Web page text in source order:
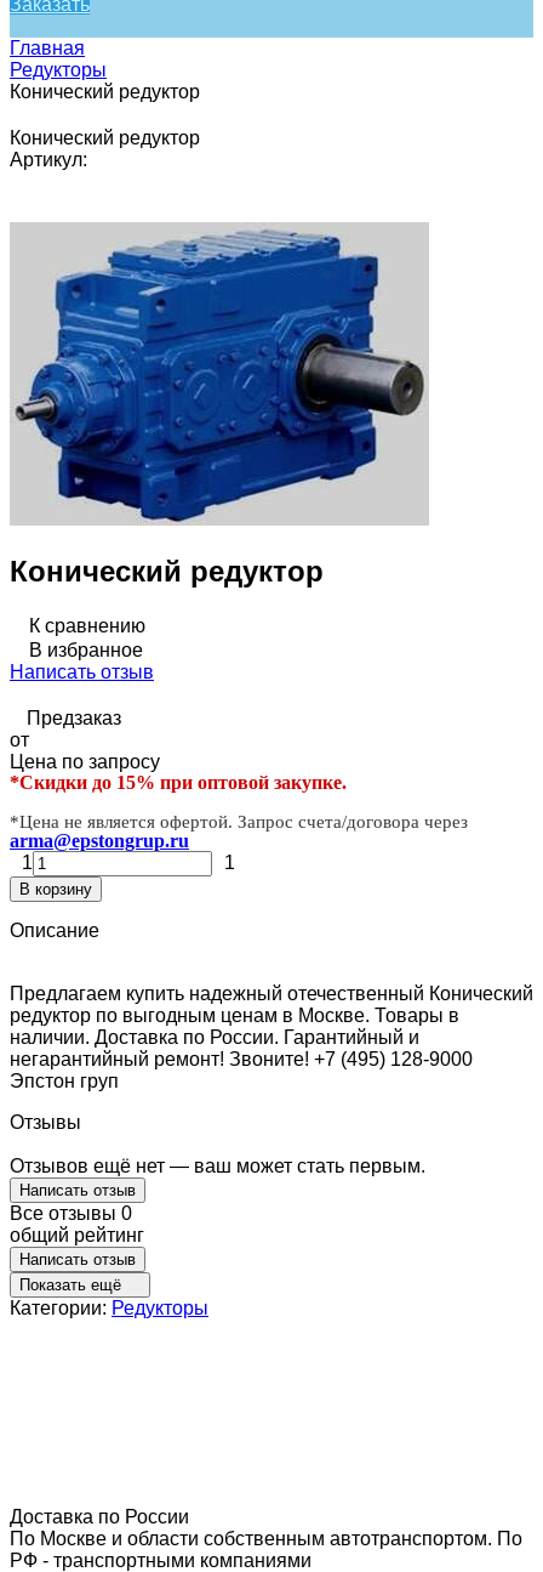
Заказать
Главная
Редукторы
Конический редуктор
Конический редуктор
Артикул:
Конический редуктор
К сравнению
В избранное
Написать отзыв
Предзаказ
от
Цена по запросу
*Скидки до 15% при оптовой закупке.
*Цена не является офертой. Запрос счета/договора через
arma@epstongrup.ru
1
1
В корзину
Описание
Предлагаем купить надежный отечественный Конический
редуктор по выгодным ценам в Москве. Товары в
наличии. Доставка по России. Гарантийный и
негарантийный ремонт! Звоните! +7 (495) 128-9000
Эпстон груп
Отзывы
Отзывов ещё нет — ваш может стать первым.
Написать отзыв
Все отзывы 0
общий рейтинг
Написать отзыв
Показать ещё
Категории: Редукторы
Доставка по России
По Москве и области собственным автотранспортом. По
РФ - транспортными компаниями